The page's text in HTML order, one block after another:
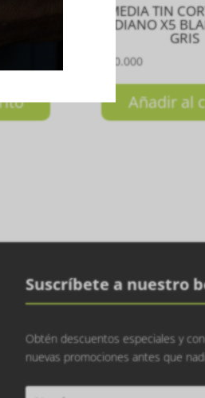
MEDIA TIN
MEDIANO X5
GRIS
100.000
Añadir al
Suscríbete a nuestro
Obtén descuentos especiales y
nuevas promociones antes que